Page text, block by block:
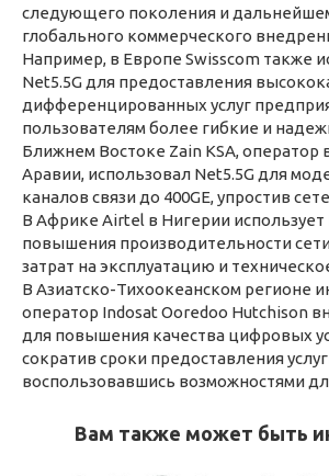
следующего поколения и
глобального коммерческого
Например, в Европе Swisscom также
Net5.5G для предоставления
дифференцированных услуг
пользователям более гибкие и
Ближнем Востоке Zain KSA, оператор
Аравии, использовал Net5.5G для
каналов связи до 400GE, упростив
В Африке Airtel в Нигерии использует
повышения производительности
затрат на эксплуатацию и
В Азиатско-Тихоокеанском регионе
оператор Indosat Ooredoo Hutchison
для повышения качества цифровых
сократив сроки предоставления
воспользовавшись возможностями
Вам также может быть